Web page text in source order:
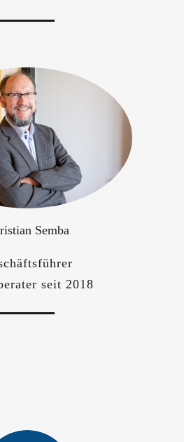
Semba
seit 2018